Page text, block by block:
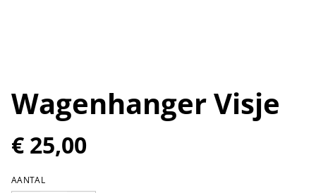
Wagenhanger Visje
€ 25,00
AANTAL